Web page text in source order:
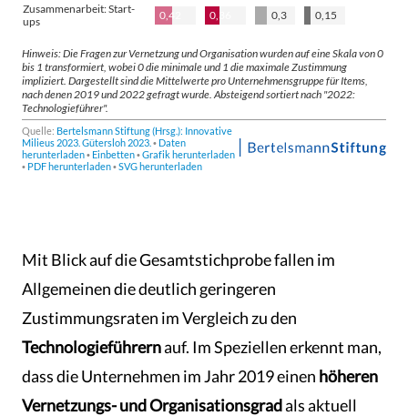
Mit Blick auf die Gesamtstichprobe fallen im
Allgemeinen die deutlich geringeren
Zustimmungsraten im Vergleich zu den
Technologieführernauf. Im Speziellen erkennt man,
dass die Unternehmen im Jahr 2019 einen höheren
Vernetzungs- und Organisationsgradals aktuell